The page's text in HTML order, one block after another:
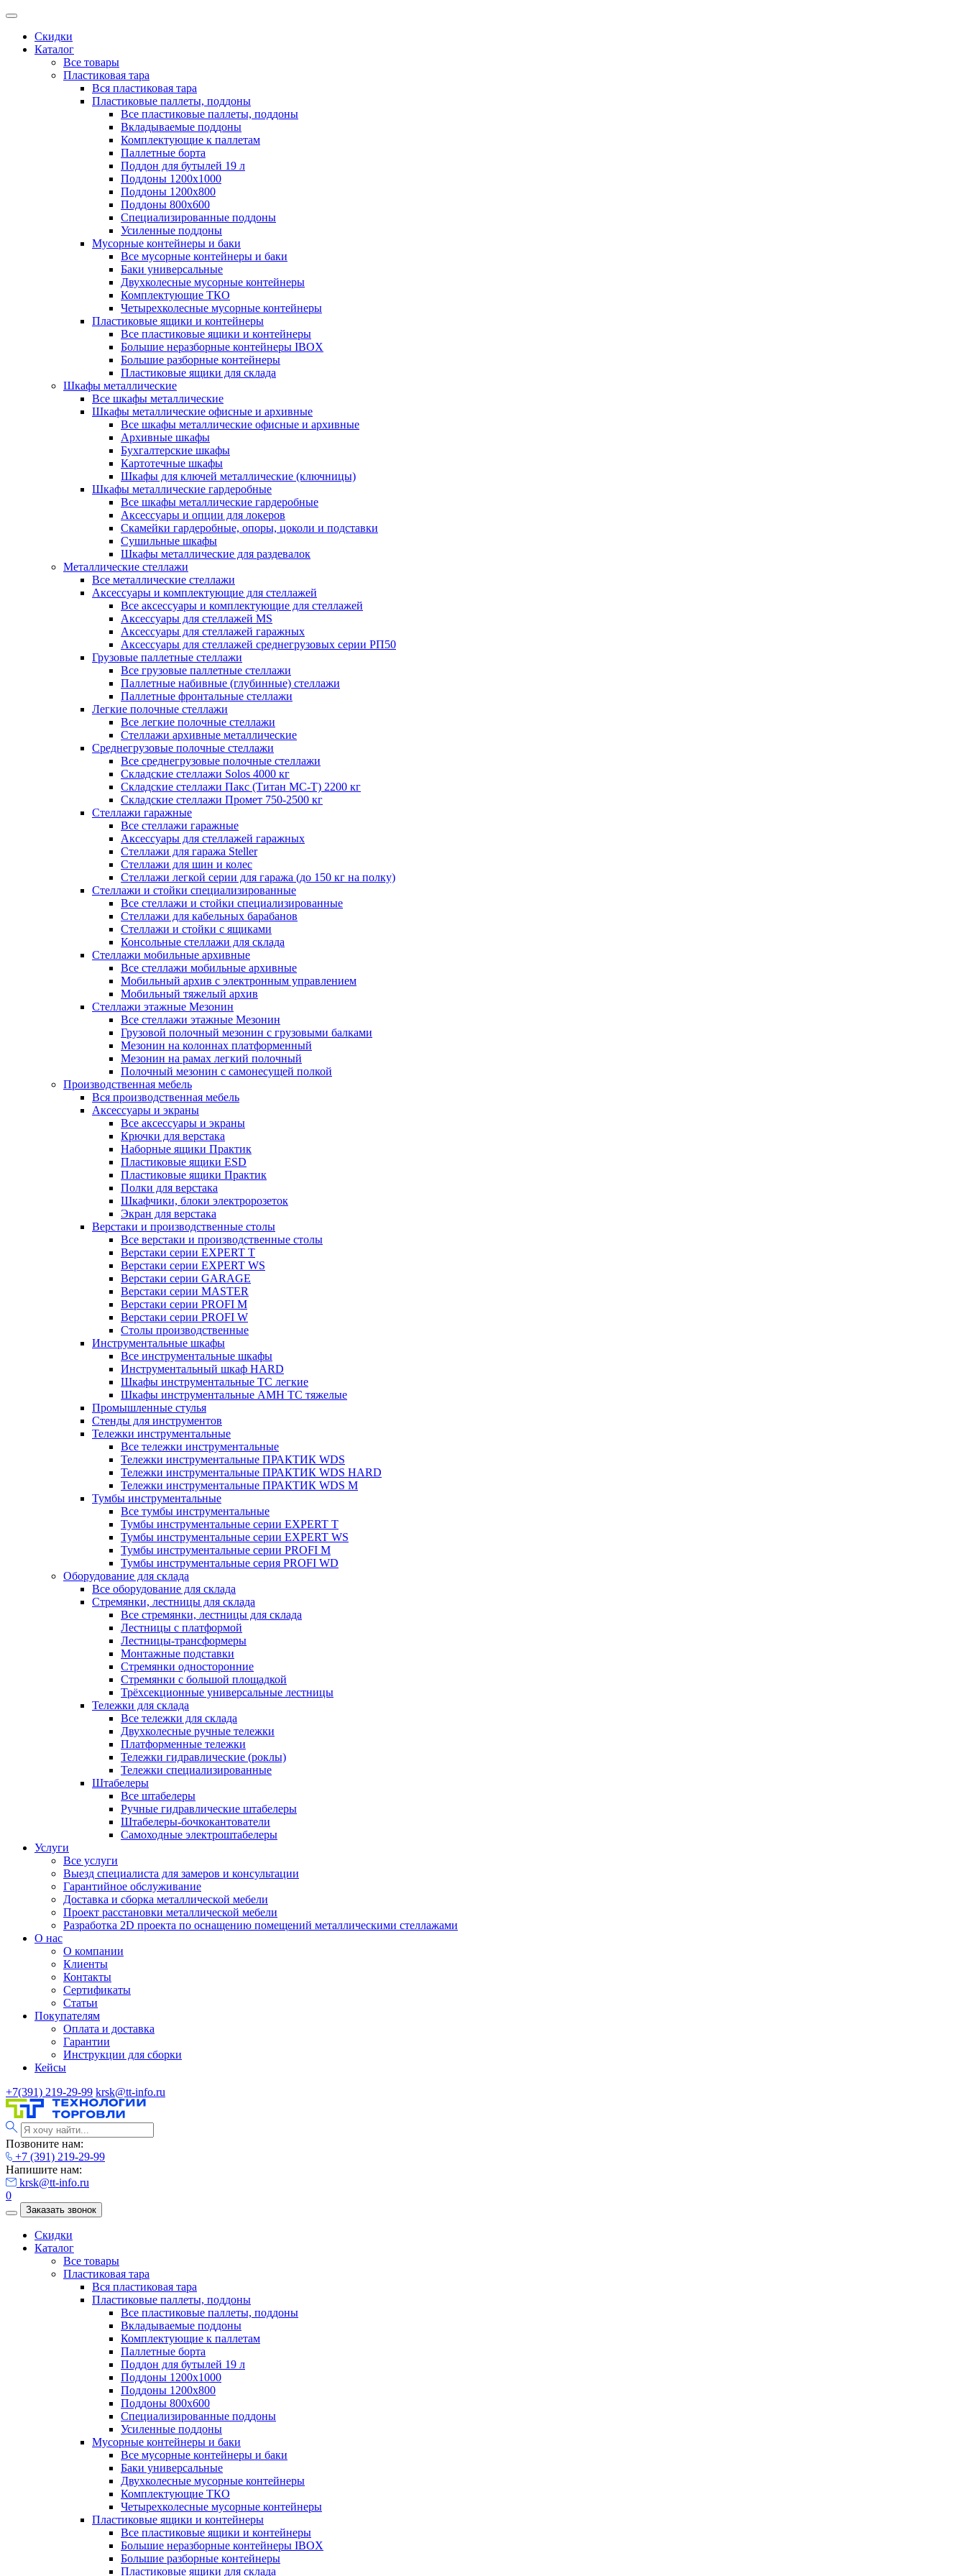
Скидки
Каталог
Все товары
Пластиковая тара
Вся пластиковая тара
Пластиковые паллеты, поддоны
Все пластиковые паллеты, поддоны
Вкладываемые поддоны
Комплектующие к паллетам
Паллетные борта
Поддон для бутылей 19 л
Поддоны 1200х1000
Поддоны 1200х800
Поддоны 800х600
Специализированные поддоны
Усиленные поддоны
Мусорные контейнеры и баки
Все мусорные контейнеры и баки
Баки универсальные
Двухколесные мусорные контейнеры
Комплектующие ТКО
Четырехколесные мусорные контейнеры
Пластиковые ящики и контейнеры
Все пластиковые ящики и контейнеры
Большие неразборные контейнеры IBOX
Большие разборные контейнеры
Пластиковые ящики для склада
Шкафы металлические
Все шкафы металлические
Шкафы металлические офисные и архивные
Все шкафы металлические офисные и архивные
Архивные шкафы
Бухгалтерские шкафы
Картотечные шкафы
Шкафы для ключей металлические (ключницы)
Шкафы металлические гардеробные
Все шкафы металлические гардеробные
Аксессуары и опции для локеров
Скамейки гардеробные, опоры, цоколи и подставки
Сушильные шкафы
Шкафы металлические для раздевалок
Металлические стеллажи
Все металлические стеллажи
Аксессуары и комплектующие для стеллажей
Все аксессуары и комплектующие для стеллажей
Аксессуары для стеллажей MS
Аксессуары для стеллажей гаражных
Аксессуары для стеллажей среднегрузовых серии РП50
Грузовые паллетные стеллажи
Все грузовые паллетные стеллажи
Паллетные набивные (глубинные) стеллажи
Паллетные фронтальные стеллажи
Легкие полочные стеллажи
Все легкие полочные стеллажи
Стеллажи архивные металлические
Среднегрузовые полочные стеллажи
Все среднегрузовые полочные стеллажи
Складские стеллажи Solos 4000 кг
Складские стеллажи Пакс (Титан МС-Т) 2200 кг
Складские стеллажи Промет 750-2500 кг
Стеллажи гаражные
Все стеллажи гаражные
Аксессуары для стеллажей гаражных
Стеллажи для гаража Steller
Стеллажи для шин и колес
Стеллажи легкой серии для гаража (до 150 кг на полку)
Стеллажи и стойки специализированные
Все стеллажи и стойки специализированные
Стеллажи для кабельных барабанов
Стеллажи и стойки с ящиками
Консольные стеллажи для склада
Стеллажи мобильные архивные
Все стеллажи мобильные архивные
Мобильный архив с электронным управлением
Мобильный тяжелый архив
Стеллажи этажные Мезонин
Все стеллажи этажные Мезонин
Грузовой полочный мезонин с грузовыми балками
Мезонин на колоннах платформенный
Мезонин на рамах легкий полочный
Полочный мезонин с самонесущей полкой
Производственная мебель
Вся производственная мебель
Аксессуары и экраны
Все аксессуары и экраны
Крючки для верстака
Наборные ящики Практик
Пластиковые ящики ESD
Пластиковые ящики Практик
Полки для верстака
Шкафчики, блоки электророзеток
Экран для верстака
Верстаки и производственные столы
Все верстаки и производственные столы
Верстаки серии EXPERT T
Верстаки серии EXPERT WS
Верстаки серии GARAGE
Верстаки серии MASTER
Верстаки серии PROFI M
Верстаки серии PROFI W
Столы производственные
Инструментальные шкафы
Все инструментальные шкафы
Инструментальный шкаф HARD
Шкафы инструментальные ТС легкие
Шкафы инструментальные AMH TC тяжелые
Промышленные стулья
Стенды для инструментов
Тележки инструментальные
Все тележки инструментальные
Тележки инструментальные ПРАКТИК WDS
Тележки инструментальные ПРАКТИК WDS HARD
Тележки инструментальные ПРАКТИК WDS M
Тумбы инструментальные
Все тумбы инструментальные
Тумбы инструментальные серии EXPERT T
Тумбы инструментальные серии EXPERT WS
Тумбы инструментальные серии PROFI M
Тумбы инструментальные серия PROFI WD
Оборудование для склада
Все оборудование для склада
Стремянки, лестницы для склада
Все стремянки, лестницы для склада
Лестницы с платформой
Лестницы-трансформеры
Монтажные подставки
Стремянки односторонние
Стремянки с большой площадкой
Трёхсекционные универсальные лестницы
Тележки для склада
Все тележки для склада
Двухколесные ручные тележки
Платформенные тележки
Тележки гидравлические (роклы)
Тележки специализированные
Штабелеры
Все штабелеры
Ручные гидравлические штабелеры
Штабелеры-бочкокантователи
Самоходные электроштабелеры
Услуги
Все услуги
Выезд специалиста для замеров и консультации
Гарантийное обслуживание
Доставка и сборка металлической мебели
Проект расстановки металлической мебели
Разработка 2D проекта по оснащению помещений металлическими стеллажами
О нас
О компании
Клиенты
Контакты
Сертификаты
Статьи
Покупателям
Оплата и доставка
Гарантии
Инструкции для сборки
Кейсы
+7(391) 219-29-99 krsk@tt-info.ru
Позвоните нам:
+7 (391) 219-29-99
Напишите нам:
krsk@tt-info.ru
0
Заказать звонок
Скидки
Каталог
Все товары
Пластиковая тара
Вся пластиковая тара
Пластиковые паллеты, поддоны
Все пластиковые паллеты, поддоны
Вкладываемые поддоны
Комплектующие к паллетам
Паллетные борта
Поддон для бутылей 19 л
Поддоны 1200х1000
Поддоны 1200х800
Поддоны 800х600
Специализированные поддоны
Усиленные поддоны
Мусорные контейнеры и баки
Все мусорные контейнеры и баки
Баки универсальные
Двухколесные мусорные контейнеры
Комплектующие ТКО
Четырехколесные мусорные контейнеры
Пластиковые ящики и контейнеры
Все пластиковые ящики и контейнеры
Большие неразборные контейнеры IBOX
Большие разборные контейнеры
Пластиковые ящики для склада